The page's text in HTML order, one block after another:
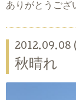
ありがとうござ
2012.09.08
秋晴れ